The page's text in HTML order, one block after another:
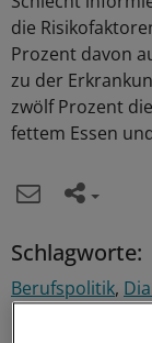
die
Prozent davon
zu der
zwölf Prozent
fettem Essen
Schlagworte:
Berufspolitik